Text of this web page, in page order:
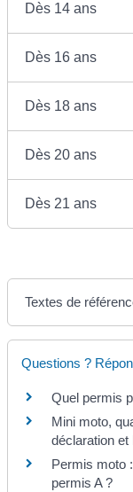
Dès 14 ans
Dès 16 ans
Dès 18 ans
Dès 20 ans
Dès 21 ans
Textes de
Questions ?
Quel permis
Mini moto,
déclaration et
Permis moto
permis A ?